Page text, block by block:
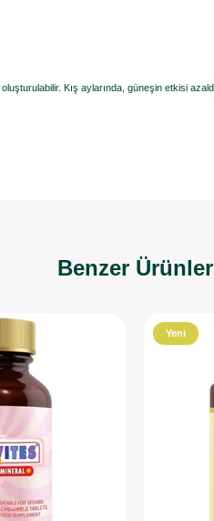
Kış aylarında, güneşin etkisi
Benzer Ürünler
Yeni